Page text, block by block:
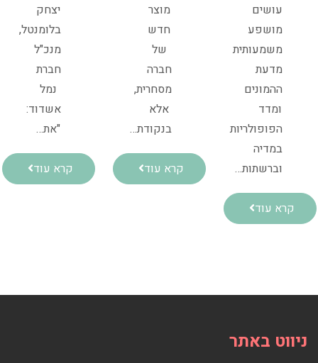
עושים
מושפע
משמעותית
מדעת
ההמונים
ומדד
הפופולריות
במדיה
וברשתות…
קרא עוד
מוצר
חדש
של
חברה
מסחרית,
אלא
בנקודת…
קרא עוד
יצחק
בלומנטל,
מנכ"ל
חברת
נמל
אשדוד:
"את…
קרא עוד
ניווט באתר